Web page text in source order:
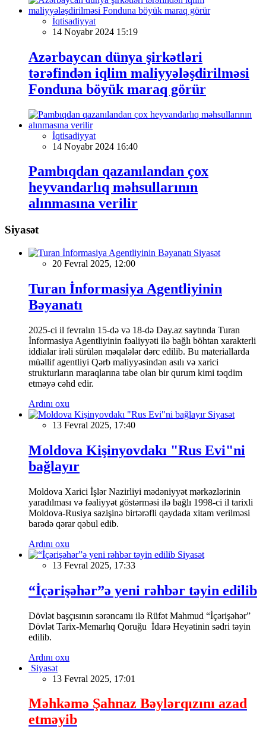
İqtisadiyyat
14 Noyabr 2024 15:19
Azərbaycan dünya şirkətləri
tərəfindən iqlim maliyyələşdirilməsi
Fonduna böyük maraq görür
İqtisadiyyat
14 Noyabr 2024 16:40
Pambıqdan qazanılandan çox
heyvandarlıq məhsullarının
alınmasına verilir
Siyasət
Siyasət
20 Fevral 2025, 12:00
Turan İnformasiya Agentliyinin
Bəyanatı
2025-ci il fevralın 15-də və 18-də Day.az saytında Turan
İnformasiya Agentliyinin fəaliyyəti ilə bağlı böhtan xarakterli
iddialar irəli sürülən məqalələr dərc edilib. Bu materiallarda
müəllif agentliyi Qərb maliyyəsindən asılı və xarici
strukturların maraqlarına tabe olan bir qurum kimi təqdim
etməyə cəhd edir.
Ardını oxu
Siyasət
13 Fevral 2025, 17:40
Moldova Kişinyovdakı "Rus Evi"ni
bağlayır
Moldova Xarici İşlər Nazirliyi mədəniyyət mərkəzlərinin
yaradılması və fəaliyyət göstərməsi ilə bağlı 1998-ci il tarixli
Moldova-Rusiya sazişinə birtərəfli qaydada xitam verilməsi
barədə qərar qəbul edib.
Ardını oxu
Siyasət
13 Fevral 2025, 17:33
“İçərişəhər”ə yeni rəhbər təyin edilib
Dövlət başçısının sərəncamı ilə Rüfət Mahmud “İçərişəhər”
Dövlət Tarix-Memarlıq Qoruğu İdarə Heyətinin sədri təyin
edilib.
Ardını oxu
Siyasət
13 Fevral 2025, 17:01
Məhkəmə Şahnaz Bəylərqızını azad
etməyib